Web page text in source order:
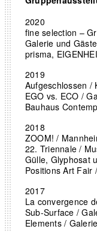
2020
fine selection –
Galerie und
prisma,
2019
Aufgeschlossen /
EGO vs. ECO /
Bauhaus
2018
ZOOM! /
22. Triennale /
Gülle, Glyphosat
Positions Art Fair
2017
La convergence
Sub-Surface /
Elements /